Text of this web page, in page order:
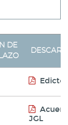
DE
Edicto
JGL